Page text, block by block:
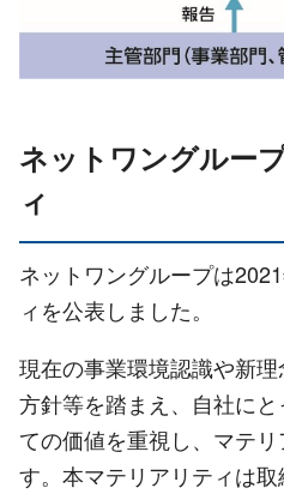
ネットワングルー
ィ
ネットワングループは
ィを公表しました。
現在の事業環境認識や新
方針等を踏まえ、自社に
ての価値を重視し、マテ
す。本マテリアリティは